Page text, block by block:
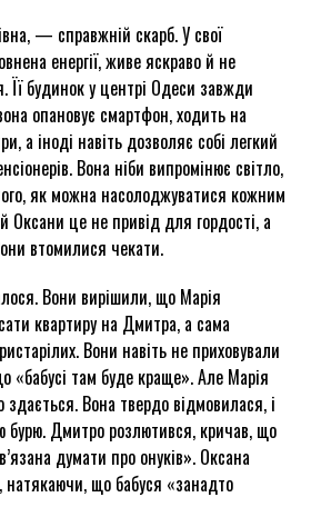
— справжній скарб. У свої
енергії, живе яскраво й не
Її будинок у центрі Одеси завжди
опановує смартфон, ходить на
а іноді навіть дозволяє собі легкий
Вона ніби випромінює світло,
як можна насолоджуватися кожним
це не привід для гордості, а
втомилися чекати.
Вони вирішили, що Марія
квартиру на Дмитра, а сама
Вони навіть не приховували
«бабусі там буде краще». Але Марія
здається. Вона твердо відмовилася, і
бурю. Дмитро розлютився, кричав, що
думати про онуків». Оксана
натякаючи, що бабуся «занадто